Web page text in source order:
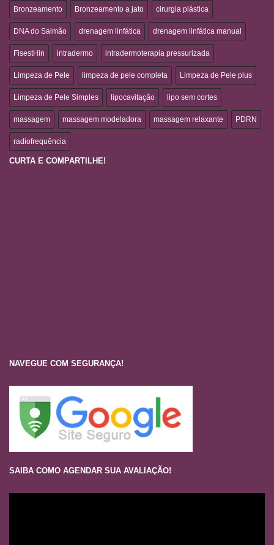
Bronzeamento Bronzeamento a jato cirurgia plástica
DNA do Salmão drenagem linfática drenagem linfática manual
FisestHin intradermo intradermoterapia pressurizada
Limpeza de Pele limpeza de pele completa Limpeza de Pele plus
Limpeza de Pele Simples lipocavitação lipo sem cortes
massagem massagem modeladora massagem relaxante PDRN
radiofrequência
CURTA E COMPARTILHE!
NAVEGUE COM SEGURANÇA!
SAIBA COMO AGENDAR SUA AVALIAÇÃO!